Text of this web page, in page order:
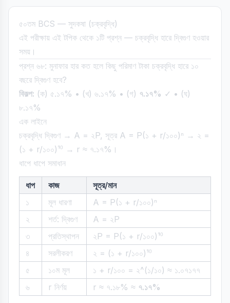
৫০তম BCS — সুদকষা (চক্রবৃদ্ধি)
এই পরীক্ষায় এই টপিক থেকে ১টি প্রশ্ন — চক্রবৃদ্ধি হারে দ্বিগুণ হওয়ার
সময়।
প্রশ্ন ৬৮: মুনাফার হার কত হলে কিছু পরিমাণ টাকা চক্রবৃদ্ধি হারে ১০
বছরে দ্বিগুণ হবে?
বিকল্প: (ক) ৫.১৭% • (খ) ৬.১৭% • (গ) ৭.১৭% ✓ • (ঘ)
৮.১৭%
এক লাইনে
চক্রবৃদ্ধি দ্বিগুণ → A = ২P, সূত্র A = P(১ + r/১০০)ⁿ → ২ =
(১ + r/১০০)¹⁰ → r ≈ ৭.১৭%।
ধাপে ধাপে সমাধান
ধাপ কাজ
সূত্র/মান
১
মূল ধারণা
A = P(১ + r/১০০)ⁿ
২
শর্ত: দ্বিগুণ
A = ২P
৩
প্রতিস্থাপন
২P = P(১ + r/১০০)¹⁰
৪
সরলীকরণ
২ = (১ + r/১০০)¹⁰
৫
১০ম মূল
১ + r/১০০ = ২^(১/১০) ≈ ১.০৭১৭৭
৬
r নির্ণয় r ≈ ৭.১৮% ≈ ৭.১৭%